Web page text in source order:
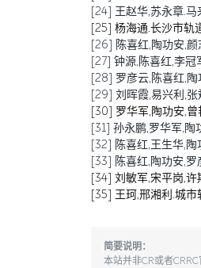
[24] 王赵华,苏永章.
[25] 杨海通.长沙市轨
[26] 陈喜红,陶功安,
[27] 钟源,陈喜红,李冠
[28] 罗彦云,陈喜红,
[29] 刘晖霞,易兴利,
[30] 罗华军,陶功安,
[31] 孙永鹏,罗华军,
[32] 陈喜红,王生华,
[33] 陈喜红,陶功安,罗
[34] 刘敏军,宋平岗,
[35] 王珂,邢湘利.城
简要说明：
本站并非CR或者